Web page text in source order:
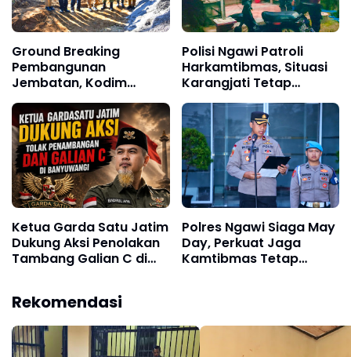
Ground Breaking
Pembangunan
Jembatan, Kodim
Ponorogo Siap
Sukseskan Program
Prioritas Pemerintah
Polisi Ngawi Patroli
Harkamtibmas, Situasi
Karangjati Tetap
Kondusif
Ketua Garda Satu Jatim
Dukung Aksi Penolakan
Tambang Galian C di
Polres Ngawi Siaga May
Day, Perkuat Jaga
Kamtibmas Tetap
Rekomendasi